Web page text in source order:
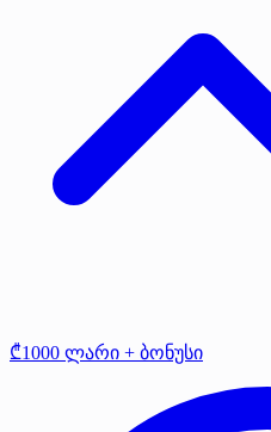
₾1000 ლარი + ბონუსი